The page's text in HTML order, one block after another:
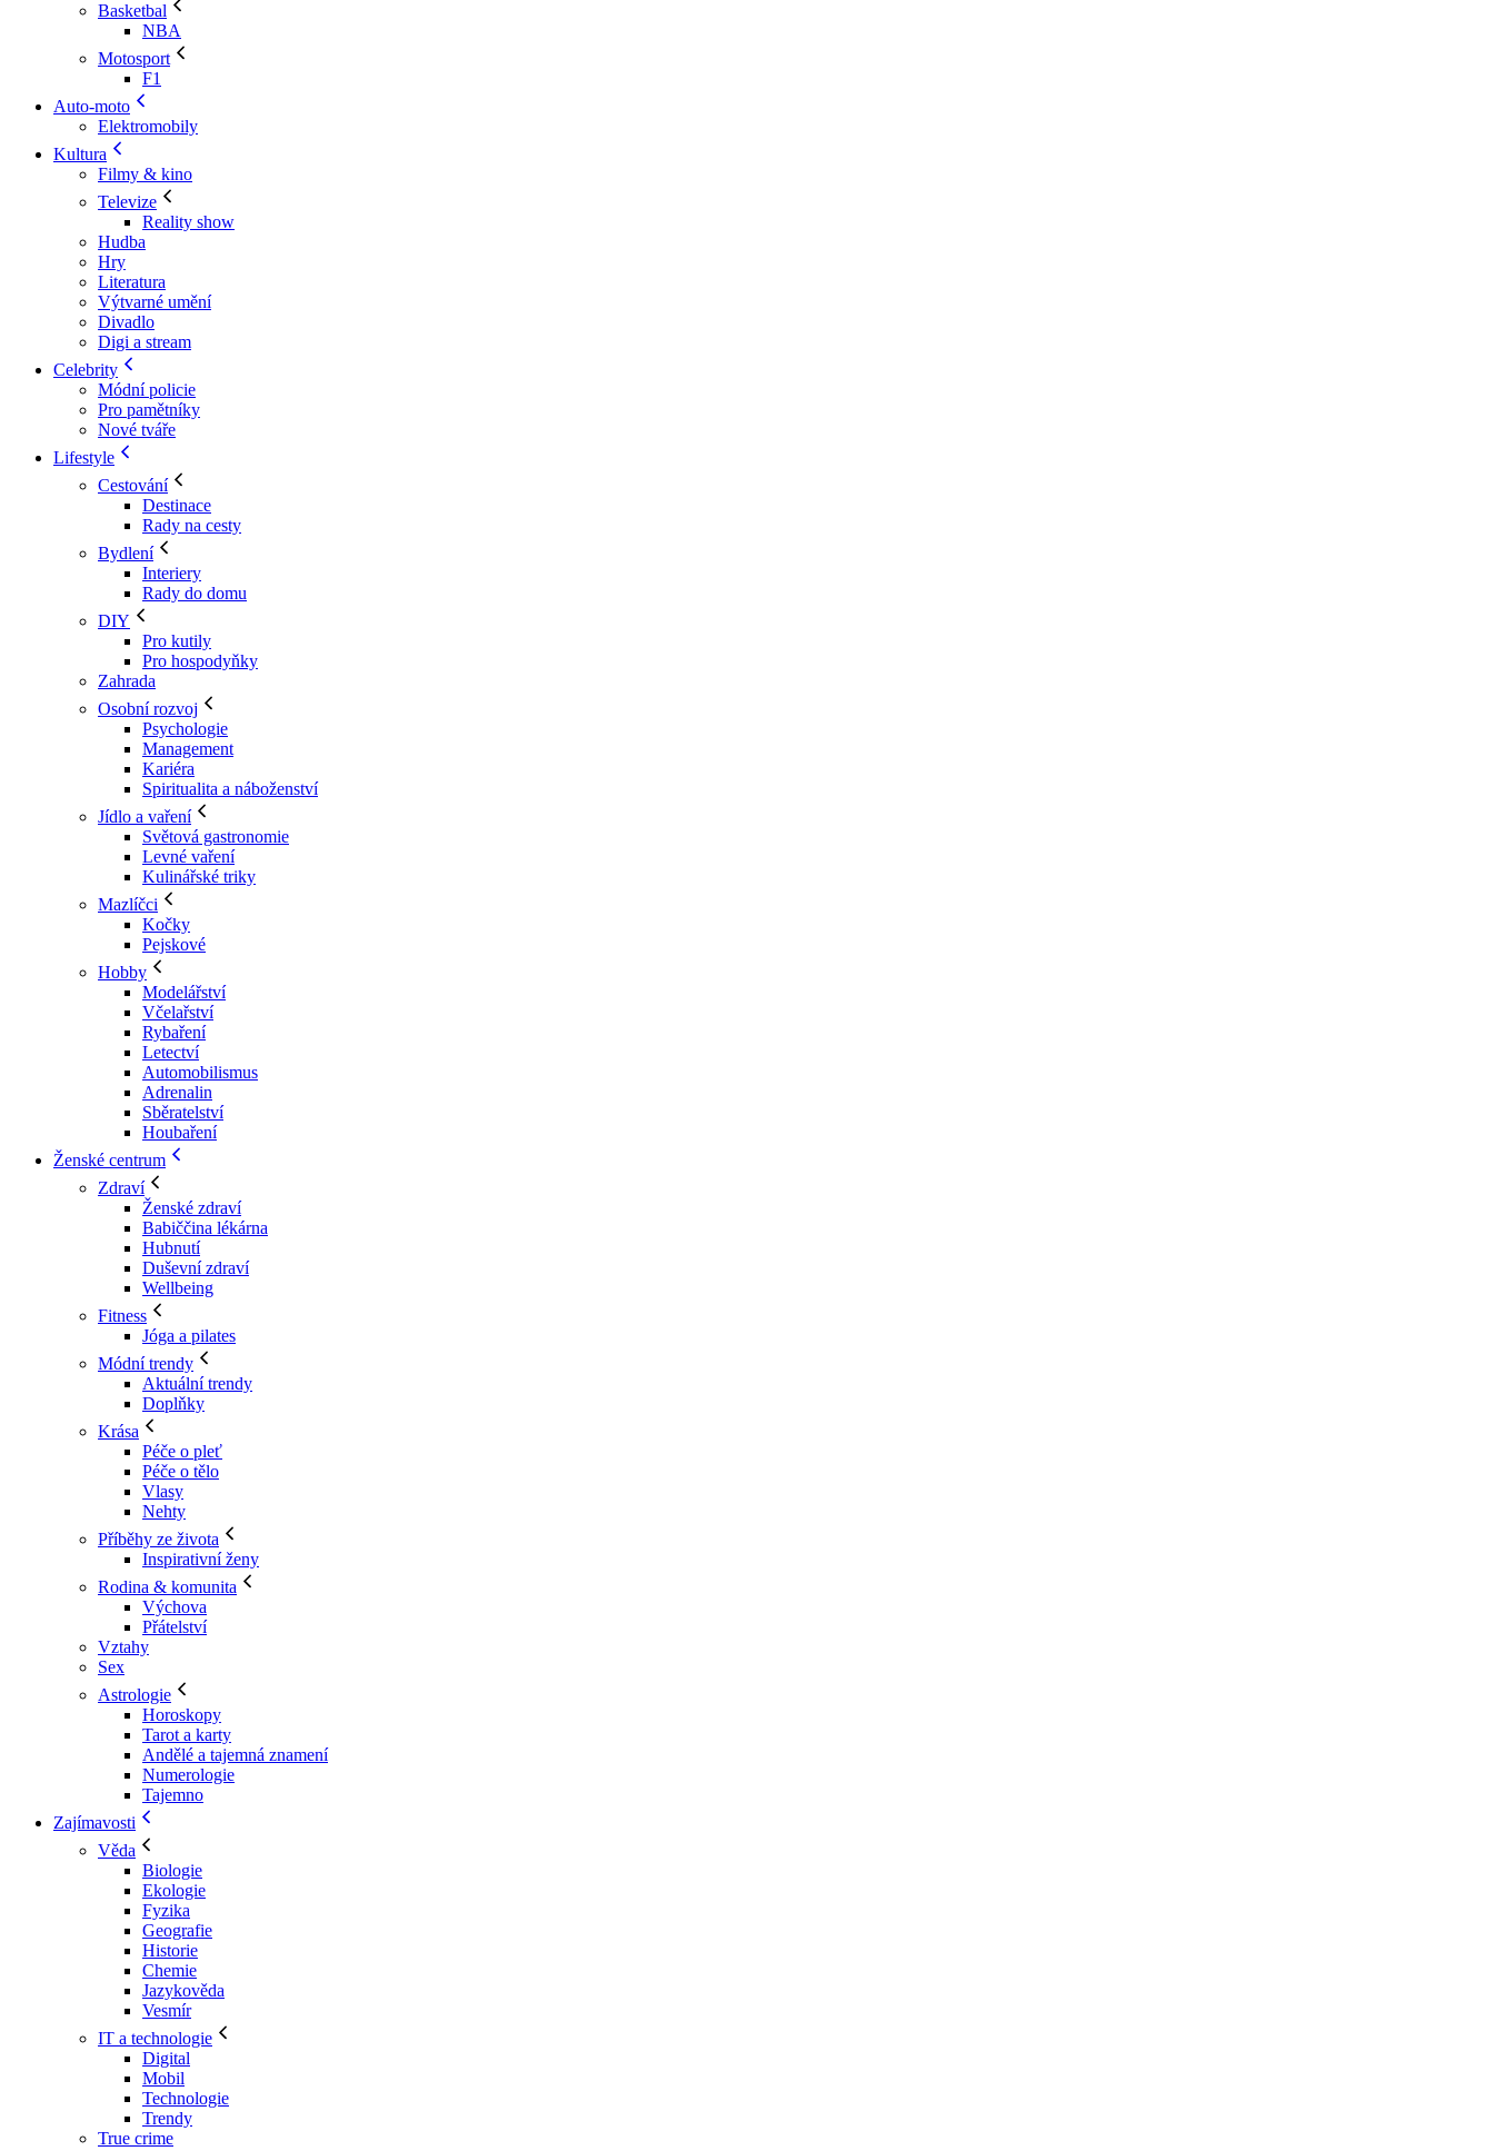
Basketbal
NBA
Motosport
F1
Auto-moto
Elektromobily
Kultura
Filmy & kino
Televize
Reality show
Hudba
Hry
Literatura
Výtvarné umění
Divadlo
Digi a stream
Celebrity
Módní policie
Pro pamětníky
Nové tváře
Lifestyle
Cestování
Destinace
Rady na cesty
Bydlení
Interiery
Rady do domu
DIY
Pro kutily
Pro hospodyňky
Zahrada
Osobní rozvoj
Psychologie
Management
Kariéra
Spiritualita a náboženství
Jídlo a vaření
Světová gastronomie
Levné vaření
Kulinářské triky
Mazlíčci
Kočky
Pejskové
Hobby
Modelářství
Včelařství
Rybaření
Letectví
Automobilismus
Adrenalin
Sběratelství
Houbaření
Ženské centrum
Zdraví
Ženské zdraví
Babiččina lékárna
Hubnutí
Duševní zdraví
Wellbeing
Fitness
Jóga a pilates
Módní trendy
Aktuální trendy
Doplňky
Krása
Péče o pleť
Péče o tělo
Vlasy
Nehty
Příběhy ze života
Inspirativní ženy
Rodina & komunita
Výchova
Přátelství
Vztahy
Sex
Astrologie
Horoskopy
Tarot a karty
Andělé a tajemná znamení
Numerologie
Tajemno
Zajímavosti
Věda
Biologie
Ekologie
Fyzika
Geografie
Historie
Chemie
Jazykověda
Vesmír
IT a technologie
Digital
Mobil
Technologie
Trendy
True crime